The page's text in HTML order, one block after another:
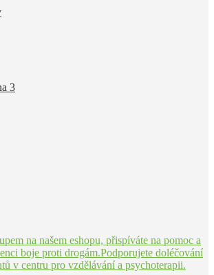
3
na našem eshopu, přispíváte na pomoc a
boje proti drogám.Podporujete doléčování
v centru pro vzdělávání a psychoterapii.